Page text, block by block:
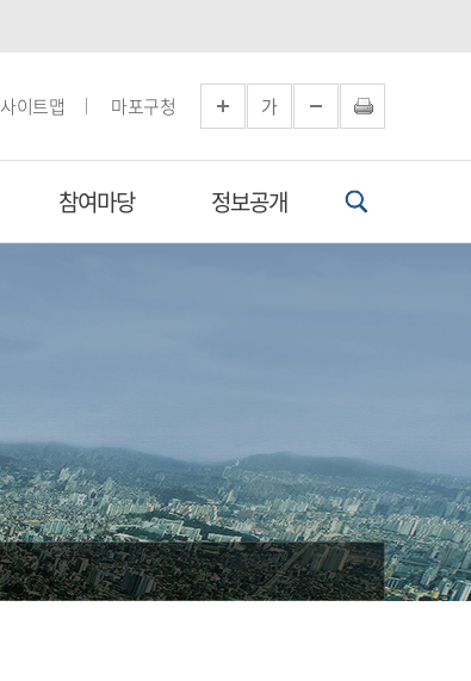
가
사이트맵 마포구청
참여마당 정보공개